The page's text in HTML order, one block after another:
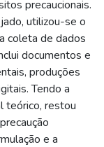
precaucionais.
utilizou-se o
coleta de dados
documentos e
produções
Tendo a
teórico, restou
e a